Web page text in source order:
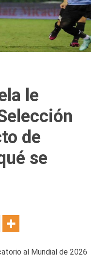
le
de
se
al Mundial de 2026